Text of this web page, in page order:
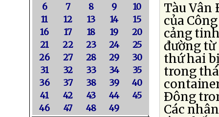
6
7 8 9
10
11
12 13 14
15
16
17 18 19
20
21
22 23 24
25
26
27 28 29
30
31
32 33 34
35
36
37 38 39
40
41
42 43 44
45
46
47 48 49
Tàu Vân
của
cảng
đường từ
thứ hai
trong
Ðông
Các